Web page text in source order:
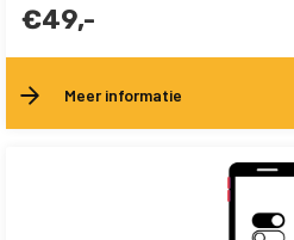
€49,-
Meer informatie